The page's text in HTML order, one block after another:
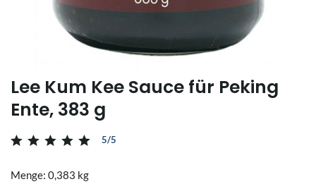
Lee Kum Kee Sauce für Peking
Ente, 383 g
5/5
Menge: 0,383 kg